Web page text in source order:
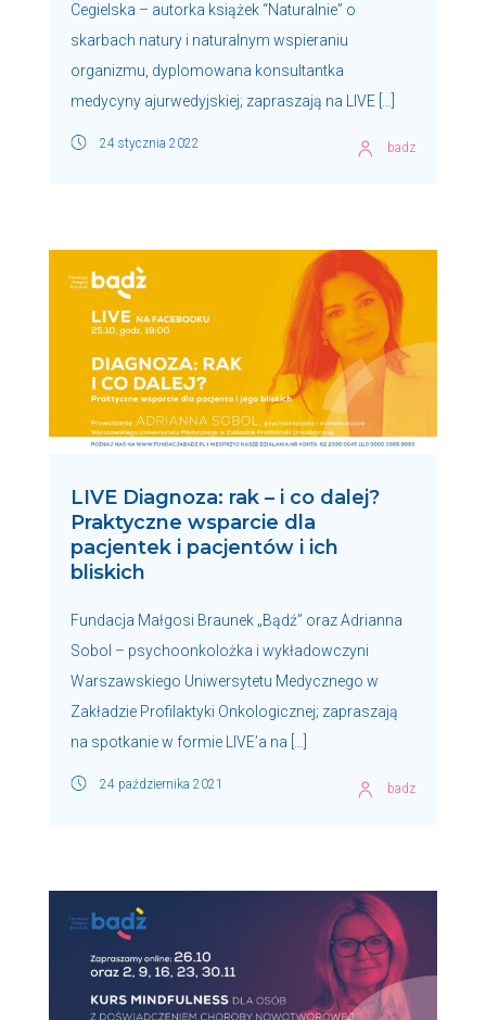
Cegielska – autorka książek “Naturalnie” o
skarbach natury i naturalnym wspieraniu
organizmu, dyplomowana konsultantka
medycyny ajurwedyjskiej; zapraszają na LIVE […]
24 stycznia 2022 badz
LIVE Diagnoza: rak – i co dalej?
Praktyczne wsparcie dla
pacjentek i pacjentów i ich
bliskich
Fundacja Małgosi Braunek „Bądź” oraz Adrianna
Sobol – psychoonkolożka i wykładowczyni
Warszawskiego Uniwersytetu Medycznego w
Zakładzie Profilaktyki Onkologicznej; zapraszają
na spotkanie w formie LIVE’a na […]
24 października 2021 badz